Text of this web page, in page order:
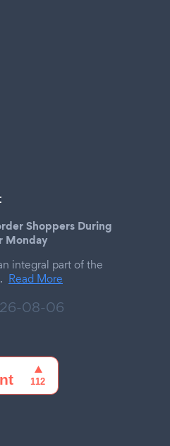
Shoppers During
Monday
integral part of the
Read More
08-06